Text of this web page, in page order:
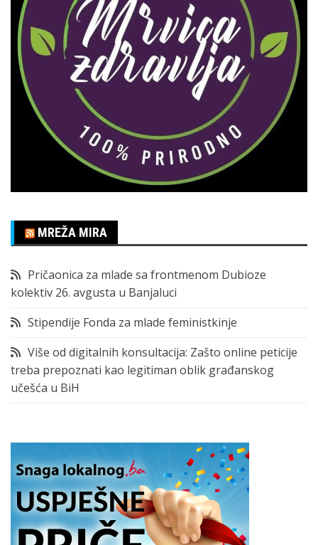
MREŽA MIRA
Pričaonica za mlade sa frontmenom Dubioze
kolektiv 26. avgusta u Banjaluci
Stipendije Fonda za mlade feministkinje
Više od digitalnih konsultacija: Zašto online peticije
treba prepoznati kao legitiman oblik građanskog
učešća u BiH